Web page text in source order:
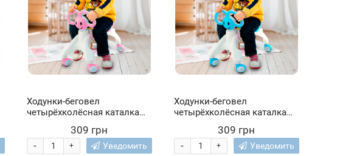
Ходунки-беговел
четырёхколёсная каталка
ручками BABY WALKER Smile
розовый цвет (212)
309 грн
+
- Уведомить
Ходунки-беговел
четырёхколёсная каталка
ручками BABY WALKER Smile
синий цвет (212)
309 грн
+
- Уведомить